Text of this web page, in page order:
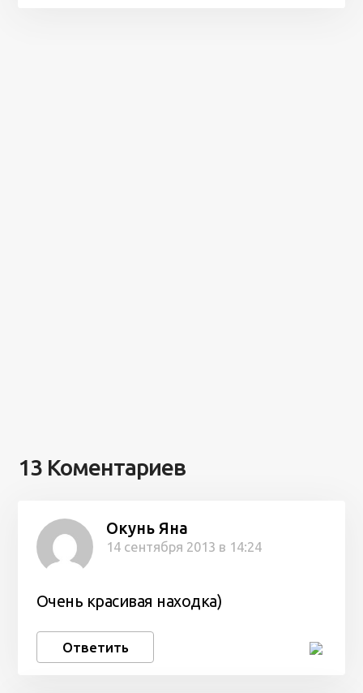
13 Коментариев
Окунь Яна
14 сентября 2013 в 14:24
Очень красивая находка)
Ответить